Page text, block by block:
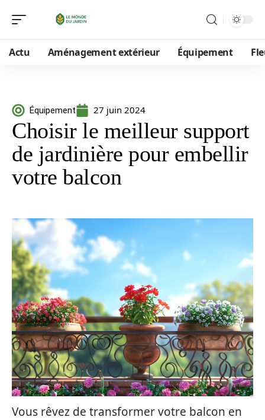
Actu Aménagement extérieur Équipement
Équipement 27 juin 2024
Choisir le meilleur support
de jardinière pour embellir
votre balcon
Vous rêvez de transformer votre balcon en